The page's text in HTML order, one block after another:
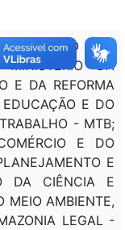
DAS
MINISTÉRIO DA
E DA REFORMA
E DO
- MTB;
E DO
E
DA CIÊNCIA E
MEIO AMBIENTE,
LEGAL -